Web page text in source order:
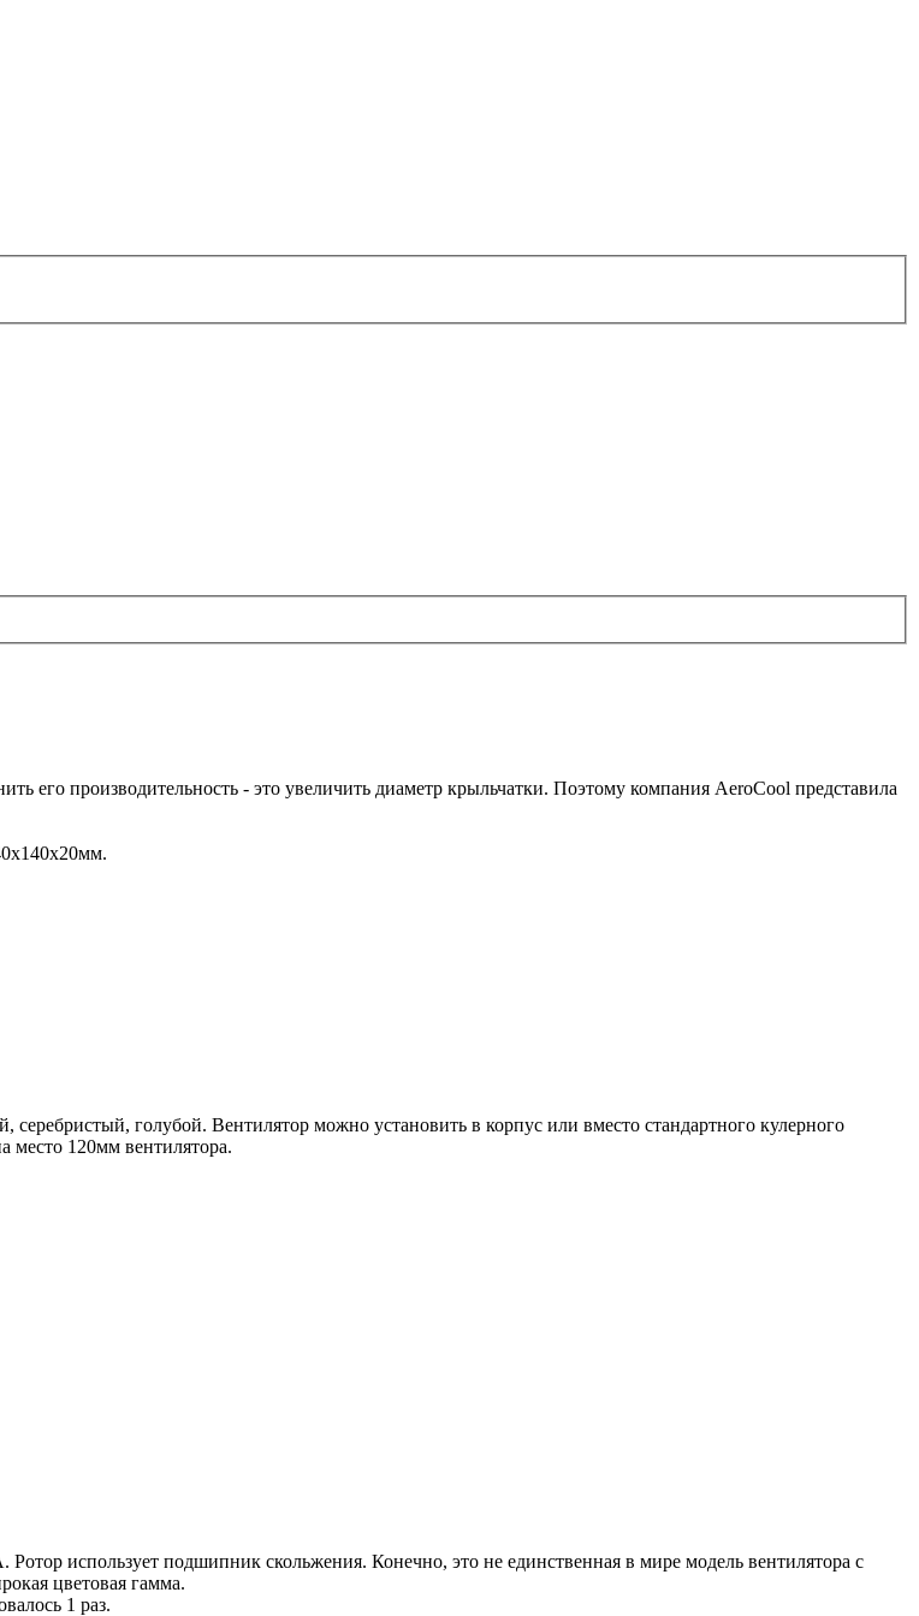
его производительность - это увеличить диаметр крыльчатки. Поэтому компания AeroCool представила
голубой. Вентилятор можно установить в корпус или вместо стандартного кулерного
место 120мм вентилятора.
использует подшипник скольжения. Конечно, это не единственная в мире модель вентилятора с
цветовая гамма.
1 раз.